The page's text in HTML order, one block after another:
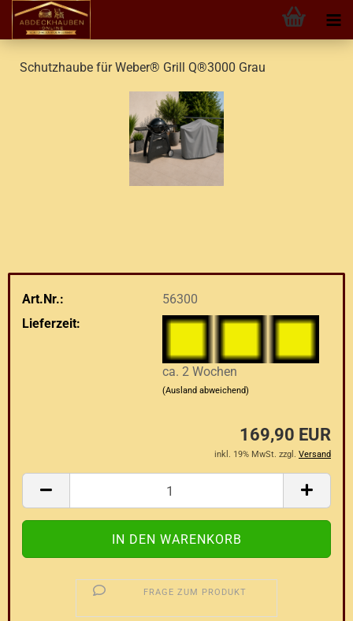
Schutzhaube für Weber® Grill Q®3000 Grau
Art.Nr.:
56300
Lieferzeit:
ca. 2 Wochen
(Ausland abweichend)
169,90 EUR
inkl. 19% MwSt. zzgl. Versand
FRAGE ZUM PRODUKT